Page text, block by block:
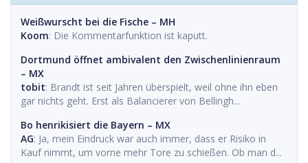
Weißwurscht bei die Fische – MH
Koom: Die Kommentarfunktion ist kaputt.
Dortmund öffnet ambivalent den Zwischenlinienraum
– MX
tobit: Brandt ist seit Jahren überspielt, weil ohne ihn eben
gar nichts geht. Erst als Balancierer von Bellingh...
Bo henrikisiert die Bayern – MX
AG: Ja, mein Eindruck war auch immer, dass er Risiko in
Kauf nimmt, um vorne mehr Tore zu schießen. Ob man d...